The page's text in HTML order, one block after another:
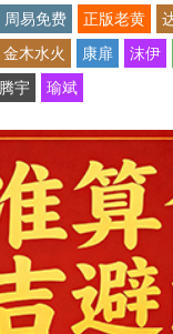
周易免费 正版老黄
金木水火 康扉 沫伊
腾宇 瑜斌